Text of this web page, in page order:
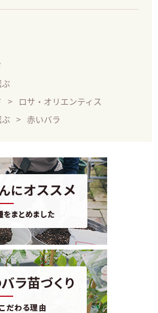
ロサ・オリエンティス
赤いバラ